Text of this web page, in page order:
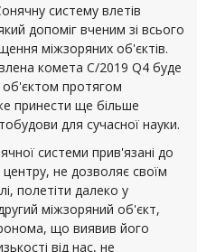
систему влетів
допоміг вченим зі всього
міжзоряних об'єктів.
комета C/2019 Q4 буде
об'єктом протягом
принести ще більше
для сучасної науки.
системи прив'язані до
не дозволяє своїм
полетіти далеко у
міжзоряний об'єкт,
що виявив його
від нас, не